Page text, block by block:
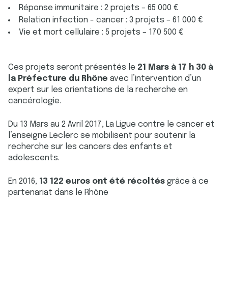
Réponse immunitaire : 2 projets – 65 000 €
Relation infection - cancer : 3 projets – 61 000 €
Vie et mort cellulaire : 5 projets – 170 500 €
Ces projets seront présentés le 21 Mars à 17 h 30 à
la Préfecture du Rhône avec l’intervention d’un
expert sur les orientations de la recherche en
cancérologie.
Du 13 Mars au 2 Avril 2017, La Ligue contre le cancer et
l’enseigne Leclerc se mobilisent pour soutenir la
recherche sur les cancers des enfants et
adolescents.
En 2016, 13 122 euros ont été récoltés grâce à ce
partenariat dans le Rhône